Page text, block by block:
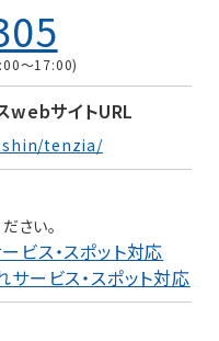
〜17:00)
webサイトURL
tenzia/
さい。
ス・スポット対応
ービス・スポット対応